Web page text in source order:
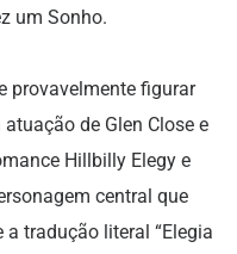
um Sonho.
provavelmente figurar
de Glen Close e
Hillbilly Elegy e
central que
tradução literal “Elegia